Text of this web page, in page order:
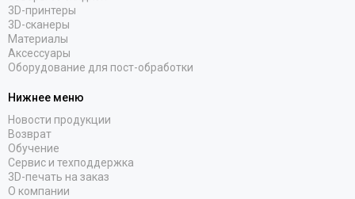
3D-принтеры
3D-сканеры
Материалы
Аксессуары
Оборудование для пост-обработки
Нижнее меню
Новости продукции
Возврат
Обучение
Сервис и техподдержка
3D-печать на заказ
О компании